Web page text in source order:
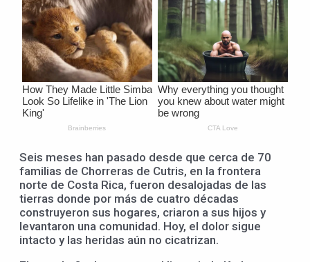
Seis meses han pasado desde que cerca de 70
familias de Chorreras de Cutris, en la frontera
norte de Costa Rica, fueron desalojadas de las
tierras donde por más de cuatro décadas
construyeron sus hogares, criaron a sus hijos y
levantaron una comunidad. Hoy, el dolor sigue
intacto y las heridas aún no cicatrizan.